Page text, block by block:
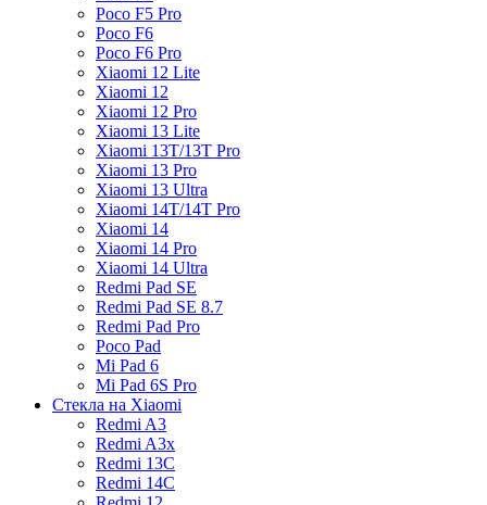
Poco F5 Pro
Poco F6
Poco F6 Pro
Xiaomi 12 Lite
Xiaomi 12
Xiaomi 12 Pro
Xiaomi 13 Lite
Xiaomi 13T/13T Pro
Xiaomi 13 Pro
Xiaomi 13 Ultra
Xiaomi 14T/14T Pro
Xiaomi 14
Xiaomi 14 Pro
Xiaomi 14 Ultra
Redmi Pad SE
Redmi Pad SE 8.7
Redmi Pad Pro
Poco Pad
Mi Pad 6
Mi Pad 6S Pro
Стекла на Xiaomi
Redmi A3
Redmi A3x
Redmi 13C
Redmi 14C